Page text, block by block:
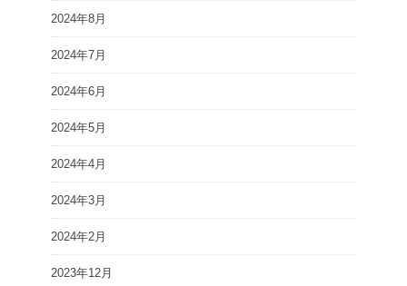
2024年8月
2024年7月
2024年6月
2024年5月
2024年4月
2024年3月
2024年2月
2023年12月